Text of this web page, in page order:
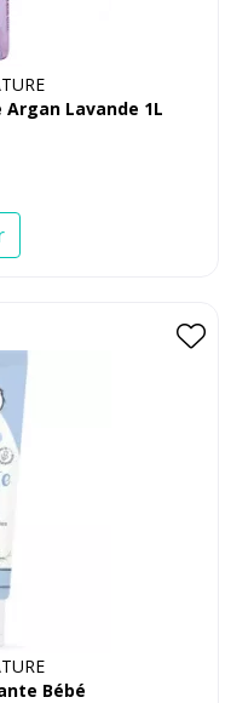
Argan Lavande 1L
Bébé